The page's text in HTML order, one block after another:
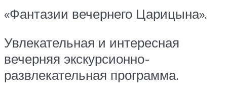
«Фантазии вечернего Царицына».
Увлекательная и интересная
вечерняя экскурсионно-
развлекательная программа.